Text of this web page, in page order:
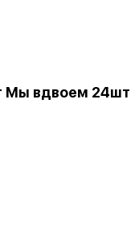
Мы вдвоем 24шт